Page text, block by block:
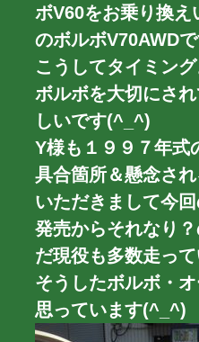
ボV60をお乗り換
のボルボV70AWD
こうしてタイミン
ボルボを大切にさ
しいです(^_^)
Y様も１９９７年式
具合箇所＆懸念さ
いただきまして今
発売からそれなり
だ現役も多数走っ
そうしたボルボ・
思っています(^_^)